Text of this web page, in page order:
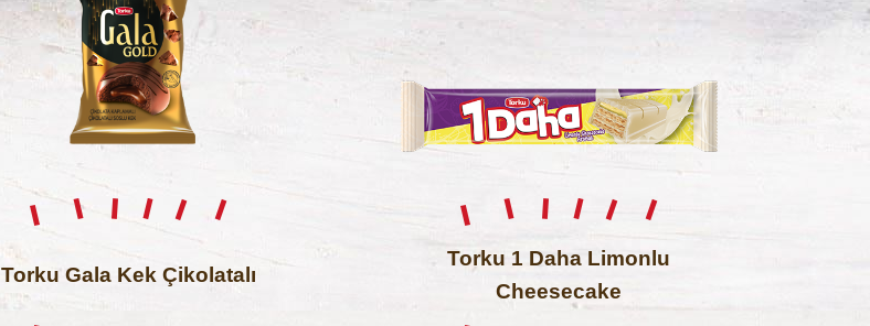
Torku Gala Kek Çikolatalı
Torku 1 Daha Limonlu
Cheesecake